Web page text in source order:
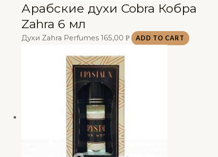
Арабские духи Cobra Кобра
Zahra 6 мл
Духи Zahra Perfumes 165,00 Р ADD TO CART